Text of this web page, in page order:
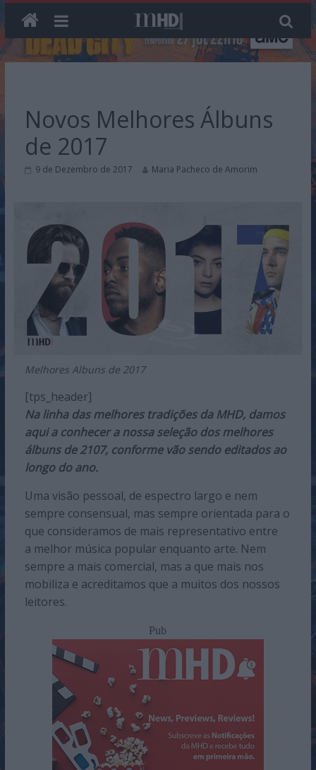
Novos Melhores Álbuns
de 2017
9 de Dezembro de 2017 Maria Pacheco de Amorim
Melhores Albuns de 2017
[tps_header]
Na linha das melhores tradições da MHD, damos
aqui a conhecer a nossa seleção dos melhores
álbuns de 2107, conforme vão sendo editados ao
longo do ano.
Uma visão pessoal, de espectro largo e nem
sempre consensual, mas sempre orientada para o
que consideramos de mais representativo entre
a melhor música popular enquanto arte. Nem
sempre a mais comercial, mas a que mais nos
mobiliza e acreditamos que a muitos dos nossos
leitores.
Pub